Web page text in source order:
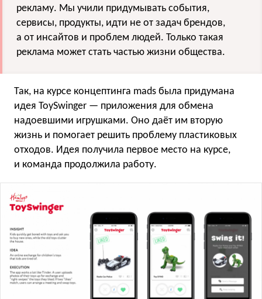
рекламу. Мы учили придумывать события,
сервисы, продукты, идти не от задач брендов,
а от инсайтов и проблем людей. Только такая
реклама может стать частью жизни общества.
Так, на курсе концептинга mads была придумана
идея ToySwinger — приложения для обмена
надоевшими игрушками. Оно даёт им вторую
жизнь и помогает решить проблему пластиковых
отходов. Идея получила первое место на курсе,
и команда продолжила работу.